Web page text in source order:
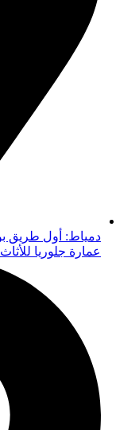
عمارة جلوريا للأثاث